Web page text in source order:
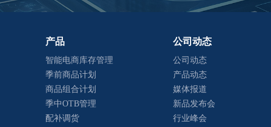
产品
智能电商库存管理
季前商品计划
商品组合计划
季中OTB管理
配补调货
公司动态
公司动态
产品动态
媒体报道
新品发布会
行业峰会